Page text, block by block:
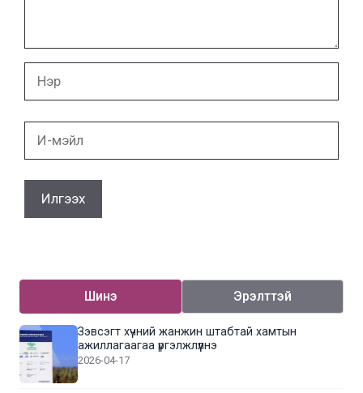
мэйл
Шинэ Эрэлттэй
Зэвсэгт хүчний жанжин штабтай хамтын
ажиллагаагаа үргэлжлүүлнэ
2026-04-17